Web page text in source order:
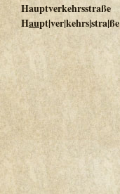
Hauptverkehrsstraße
Haupt|ver|kehrs|stra|ße